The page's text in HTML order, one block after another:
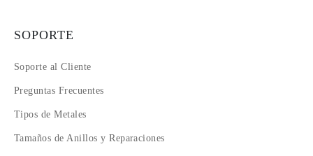
SOPORTE
Soporte al Cliente
Preguntas Frecuentes
Tipos de Metales
Tamaños de Anillos y Reparaciones